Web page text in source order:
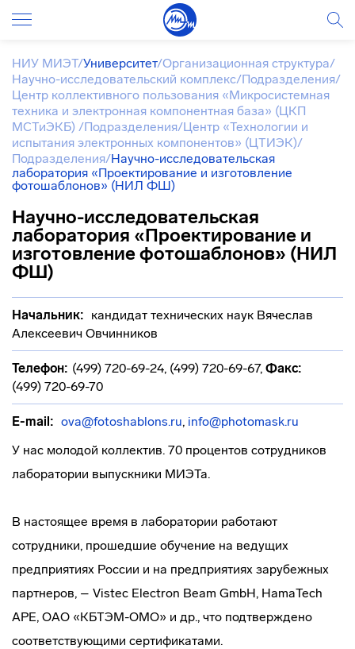
НИУ МИЭТ/Университет/Организационная структура/
Научно-исследовательский комплекс/Подразделения/
Центр коллективного пользования «Микросистемная
техника и электронная компонентная база» (ЦКП
МСТиЭКБ) /Подразделения/Центр «Технологии и
испытания электронных компонентов» (ЦТИЭК)/
Подразделения/Научно-исследовательская
лаборатория «Проектирование и изготовление
фотошаблонов» (НИЛ ФШ)
Научно-исследовательская
лаборатория «Проектирование и
изготовление фотошаблонов» (НИЛ
ФШ)
Начальник: кандидат технических наук Вячеслав
Алексеевич Овчинников
Телефон: (499) 720-69-24, (499) 720-69-67, Факс:
(499) 720-69-70
E-mail: ova@fotoshablons.ru, info@photomask.ru
У нас молодой коллектив. 70 процентов сотрудников
лаборатории выпускники МИЭТа.
В настоящее время в лаборатории работают
сотрудники, прошедшие обучение на ведущих
предприятиях России и на предприятиях зарубежных
партнеров, – Vistec Electron Beam GmbH, HamaTech
APE, ОАО «КБТЭМ-ОМО» и др., что подтверждено
соответствующими сертификатами.